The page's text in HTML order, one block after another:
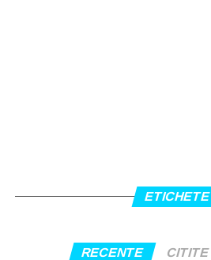
ETICHETE
RECENTE CITITE